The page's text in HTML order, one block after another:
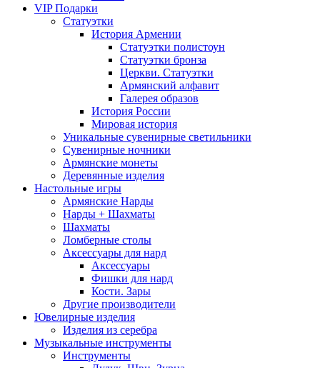
VIP Подарки
Статуэтки
История Армении
Статуэтки полистоун
Статуэтки бронза
Церкви. Статуэтки
Армянский алфавит
Галерея образов
История России
Мировая история
Уникальные сувенирные светильники
Сувенирные ночники
Армянские монеты
Деревянные изделия
Настольные игры
Армянские Нарды
Нарды + Шахматы
Шахматы
Ломберные столы
Аксессуары для нард
Аксессуары
Фишки для нард
Кости. Зары
Другие производители
Ювелирные изделия
Изделия из серебра
Музыкальные инструменты
Инструменты